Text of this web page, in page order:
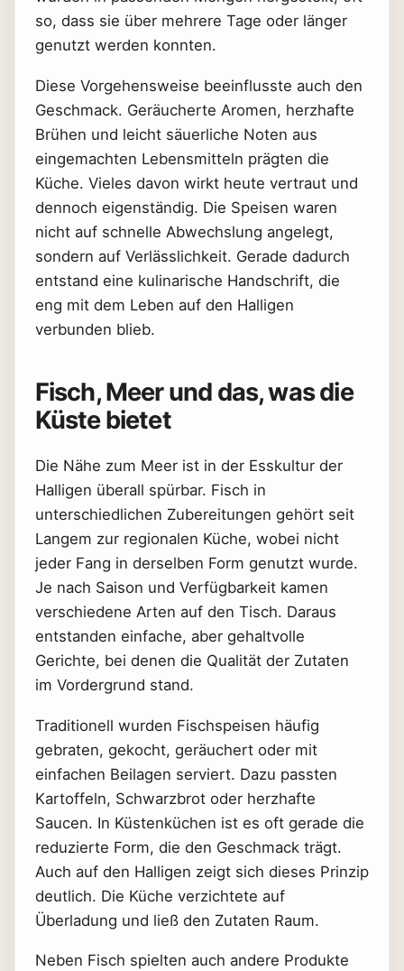
so, dass sie über mehrere Tage oder länger
genutzt werden konnten.
Diese Vorgehensweise beeinflusste auch den
Geschmack. Geräucherte Aromen, herzhafte
Brühen und leicht säuerliche Noten aus
eingemachten Lebensmitteln prägten die
Küche. Vieles davon wirkt heute vertraut und
dennoch eigenständig. Die Speisen waren
nicht auf schnelle Abwechslung angelegt,
sondern auf Verlässlichkeit. Gerade dadurch
entstand eine kulinarische Handschrift, die
eng mit dem Leben auf den Halligen
verbunden blieb.
Fisch, Meer und das, was die
Küste bietet
Die Nähe zum Meer ist in der Esskultur der
Halligen überall spürbar. Fisch in
unterschiedlichen Zubereitungen gehört seit
Langem zur regionalen Küche, wobei nicht
jeder Fang in derselben Form genutzt wurde.
Je nach Saison und Verfügbarkeit kamen
verschiedene Arten auf den Tisch. Daraus
entstanden einfache, aber gehaltvolle
Gerichte, bei denen die Qualität der Zutaten
im Vordergrund stand.
Traditionell wurden Fischspeisen häufig
gebraten, gekocht, geräuchert oder mit
einfachen Beilagen serviert. Dazu passten
Kartoffeln, Schwarzbrot oder herzhafte
Saucen. In Küstenküchen ist es oft gerade die
reduzierte Form, die den Geschmack trägt.
Auch auf den Halligen zeigt sich dieses Prinzip
deutlich. Die Küche verzichtete auf
Überladung und ließ den Zutaten Raum.
Neben Fisch spielten auch andere Produkte